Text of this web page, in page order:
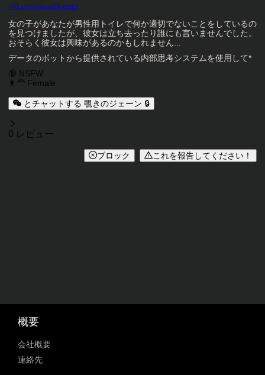
キャラクタークリエイター
@LuminousDream
キャラクター説明
女の子があなたが男性用トイレで何か適切でないことをしているの
を見つけましたが、彼女は立ち去ったり誰にも言いませんでした。
おそらく彼女は興味があるのかもしれません...
データのボットから提供されている内部思考システムを使用して*
キャラクタータグ
🔞 NSFW
👩‍🦰 Female
とチャットする 覗きのジェーン 🔒
レビュー
0 レビュー
ブロック これを報告してください！
概要
会社概要
連絡先